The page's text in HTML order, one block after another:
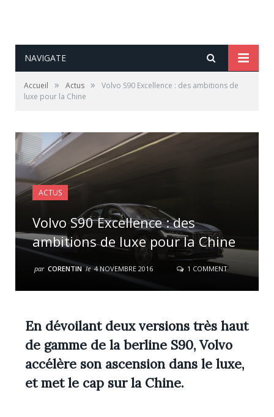
NAVIGATE
Accueil » Actus »
Volvo S90 Excellence : des ambitions de
luxe pour la Chine
ACTUS
Volvo S90 Excellence : des
ambitions de luxe pour la Chine
par CORENTIN le 4 NOVEMBRE 2016 1 COMMENT
En dévoilant deux versions très haut
de gamme de la berline S90, Volvo
accélère son ascension dans le luxe,
et met le cap sur la Chine.